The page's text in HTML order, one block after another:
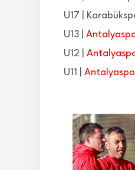
U17 |
U13 |
U12 |
U11 |